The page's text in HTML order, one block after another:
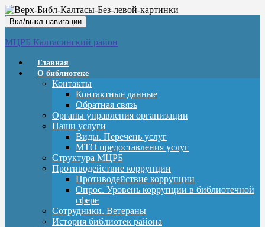
Вкл/выкл навигации
МЦРБ Калтасинский район
Главная
О библиотеке
Контакты
Контактные данные
Обратная связь
Органы управления организации
Наши услуги
Виды. Перечень услуг
МТО предоставления услуг
Структура МЦРБ
Противодействие коррупции
Противодействие коррупции
Опрос. Уровень коррупции в библиотечной
сфере
Сотрудники. Ветераны
История библиотек района